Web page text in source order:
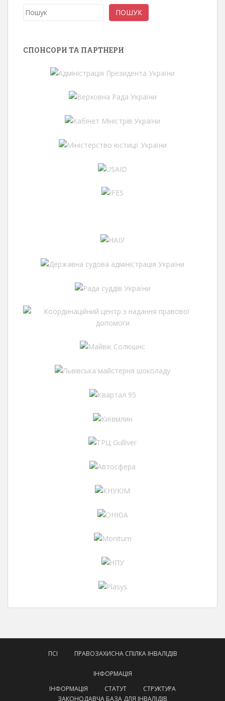
Пошук ПОШУК
СПОНСОРИ ТА ПАРТНЕРИ
ПСІ ПРАВОЗАХИСНА СПІЛКА ІНВАЛІДІВ
ІНФОРМАЦІЯ
ІНФОРМАЦІЯ
СТАТУТ
СТРУКТУРА
ЗАКОНОДАВЧА БАЗА ДЛЯ ІНВАЛІДІВ